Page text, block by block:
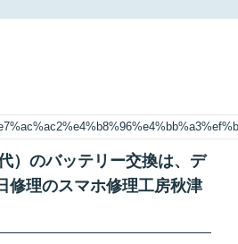
）のバッテリー交換は、デ
修理のスマホ修理工房秋津